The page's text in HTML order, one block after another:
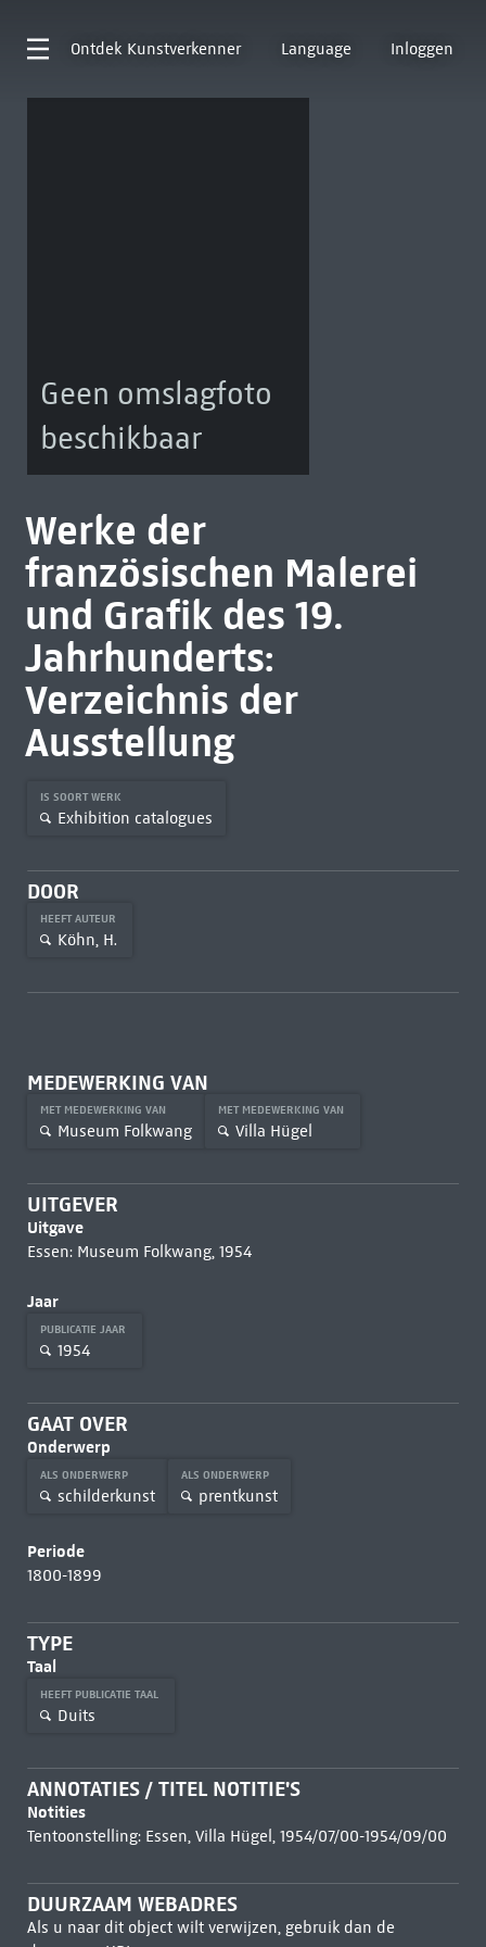
Ontdek Kunstverkenner Language Inloggen
Geen omslagfoto
beschikbaar
Werke der
französischen Malerei
und Grafik des 19.
Jahrhunderts:
Verzeichnis der
Ausstellung
IS SOORT WERK
Exhibition catalogues
DOOR
HEEFT AUTEUR
Köhn, H.
MEDEWERKING VAN
MET MEDEWERKING VAN
Museum Folkwang
MET MEDEWERKING VAN
Villa Hügel
UITGEVER
Uitgave
Essen: Museum Folkwang, 1954
Jaar
PUBLICATIE JAAR
1954
GAAT OVER
Onderwerp
ALS ONDERWERP
schilderkunst
ALS ONDERWERP
prentkunst
Periode
1800-1899
TYPE
Taal
HEEFT PUBLICATIE TAAL
Duits
ANNOTATIES / TITEL NOTITIE'S
Notities
Tentoonstelling: Essen, Villa Hügel, 1954/07/00-1954/09/00
DUURZAAM WEBADRES
Als u naar dit object wilt verwijzen, gebruik dan de